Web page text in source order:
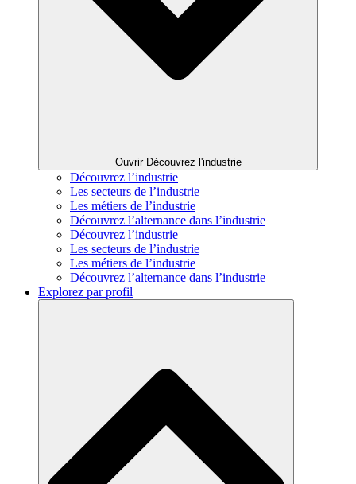
Ouvrir Découvrez l'industrie
Découvrez l’industrie
Les secteurs de l’industrie
Les métiers de l’industrie
Découvrez l’alternance dans l’industrie
Découvrez l’industrie
Les secteurs de l’industrie
Les métiers de l’industrie
Découvrez l’alternance dans l’industrie
Explorez par profil